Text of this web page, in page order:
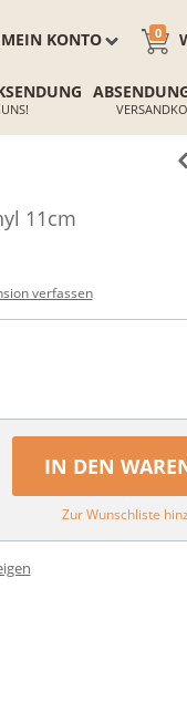
0
MEIN KONTO
11cm
verfassen
IN DEN
Zur Wunschliste